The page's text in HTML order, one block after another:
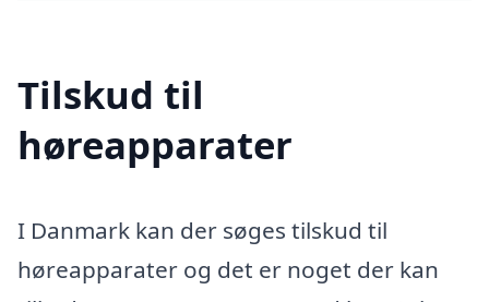
Tilskud til
høreapparater
I Danmark kan der søges tilskud til
høreapparater og det er noget der kan